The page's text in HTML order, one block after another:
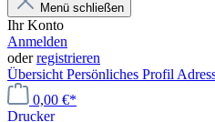
Menü schließen
Ihr Konto
Anmelden
oderregistrieren
Übersicht Persönliches Profil
0,00 €*
Drucker